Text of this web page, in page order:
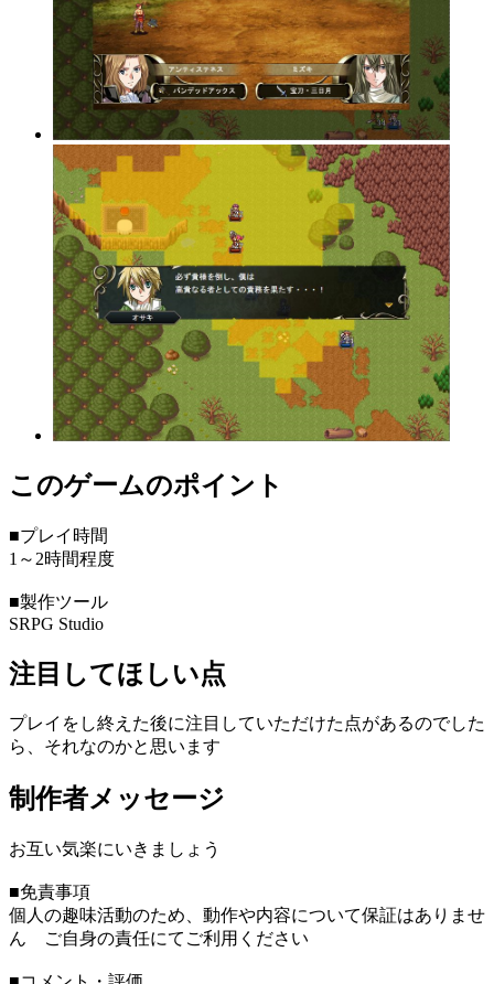
このゲームのポイント
■プレイ時間
1～2時間程度
■製作ツール
SRPG Studio
注目してほしい点
プレイをし終えた後に注目していただけた点があるのでした
ら、それなのかと思います
制作者メッセージ
お互い気楽にいきましょう
■免責事項
個人の趣味活動のため、動作や内容について保証はありませ
ん ご自身の責任にてご利用ください